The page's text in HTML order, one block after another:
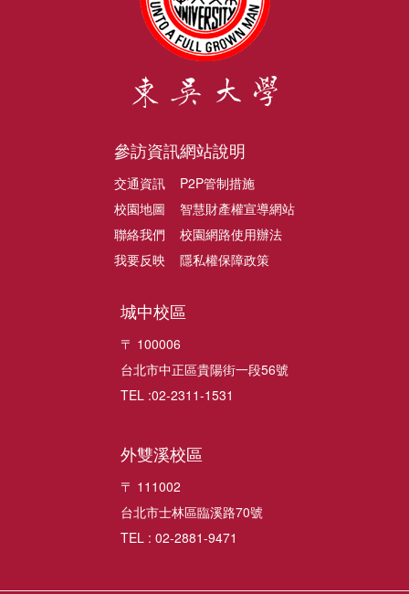
參訪資訊
交通資訊
校園地圖
聯絡我們
我要反映
網站說明
P2P管制措施
智慧財產權宣導網站
校園網路使用辦法
隱私權保障政策
城中校區
〒 100006
台北市中正區貴陽街一段56號
TEL :02-2311-1531
外雙溪校區
〒 111002
台北市士林區臨溪路70號
TEL : 02-2881-9471